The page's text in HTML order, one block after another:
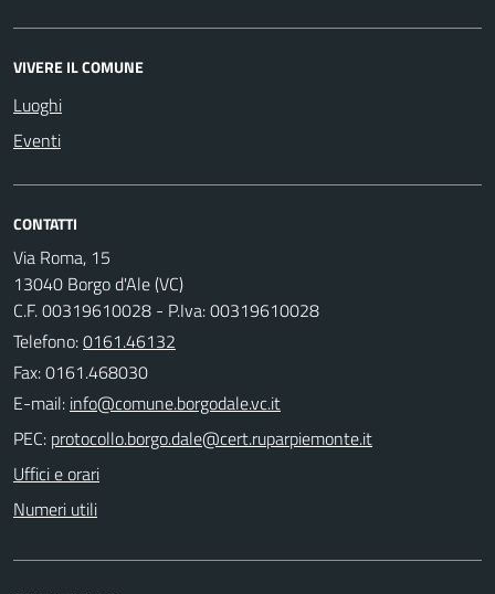
VIVERE IL COMUNE
Luoghi
Eventi
CONTATTI
Via Roma, 15
13040 Borgo d'Ale (VC)
C.F. 00319610028 - P.Iva: 00319610028
Telefono:0161.46132
Fax: 0161.468030
E-mail:
PEC:
Uffici e orari
Numeri utili